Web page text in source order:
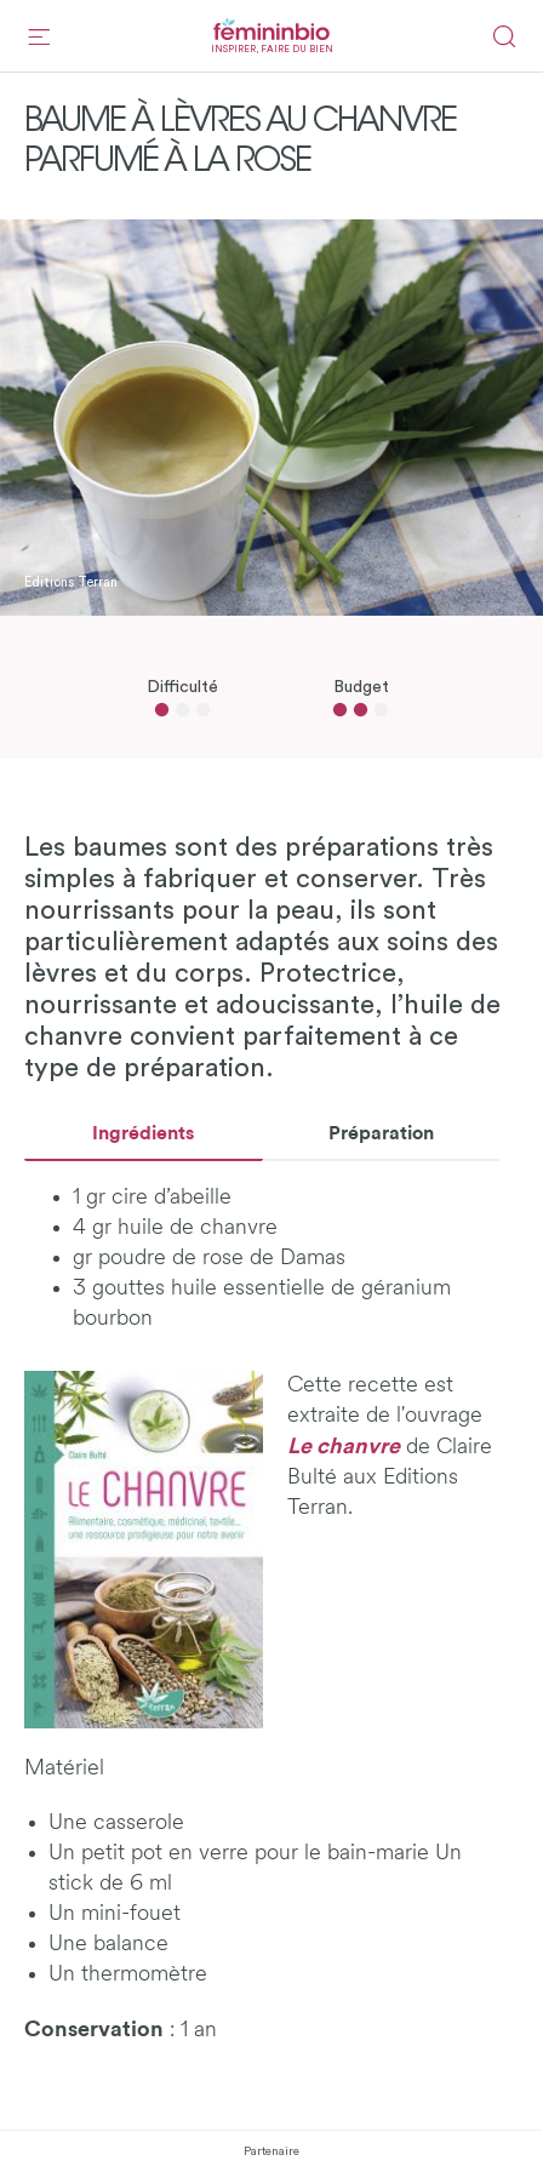
INSPIRER, FAIRE DU BIEN
BAUME À LÈVRES AU CHANVRE
PARFUMÉ À LA ROSE
Editions Terran
Difficulté Budget
Les baumes sont des préparations très
simples à fabriquer et conserver. Très
nourrissants pour la peau, ils sont
particulièrement adaptés aux soins des
lèvres et du corps. Protectrice,
nourrissante et adoucissante, l’huile de
chanvre convient parfaitement à ce
type de préparation.
Ingrédients Préparation
1 gr cire d’abeille
4 gr huile de chanvre
gr poudre de rose de Damas
3 gouttes huile essentielle de géranium
bourbon
Cette recette est
extraite de l'ouvrage
Le chanvrede Claire
Bulté aux Editions
Terran.
Matériel
Une casserole
Un petit pot en verre pour le bain-marie Un
stick de 6 ml
Un mini-fouet
Une balance
Un thermomètre
Conservation : 1 an
Partenaire